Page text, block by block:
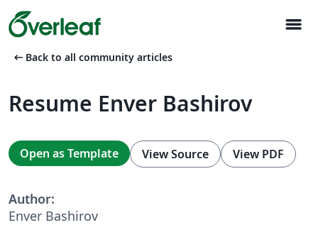
menu
arrow_left_alt Back to all community articles
Resume Enver Bashirov
Open as Template View Source View PDF
Author:
Enver Bashirov